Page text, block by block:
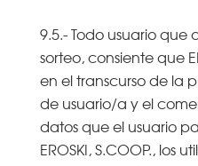
9.5.- Todo usuario
sorteo, consiente que
en el transcurso de la
de usuario/a y el
datos que el usuario
EROSKI, S.COOP., los